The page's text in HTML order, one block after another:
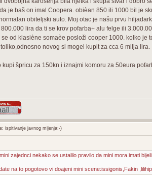
je baš on imal Coopera. obièan 850 ili 1000 bil je
obiteljski auto. Moj otac je našu prvu
lira da ti se krov pofarba+ alu felge ili
od klasiène somaèe posloži cooper 1000. kolko je
novog si mogel kupit za cca 6 milja lira.
špricu za 150kn i iznajmi komoru za 50eura
ispitivanje javnog mijenja:-)
zajednci nekako se ustalilo pravilo da mini mora imati bijeli
na to pogotovo vi doajeni mini scene:issigonis,Fakin